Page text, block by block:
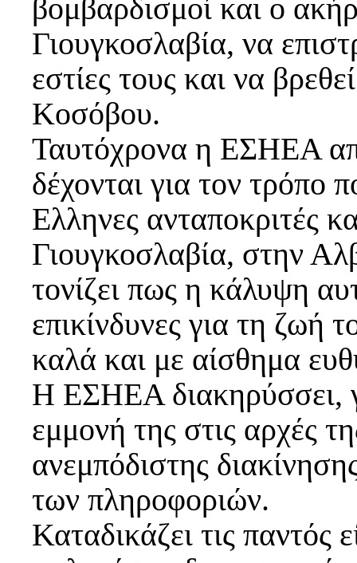
βομβαρδισμοί και ο
Γιουγκοσλαβία, να
εστίες τους και να
Κοσόβου.
Ταυτόχρονα η ΕΣΗΕΑ
δέχονται για τον τρόπο
Ελληνες ανταποκριτές
Γιουγκοσλαβία, στην
τονίζει πως η κάλυψη
επικίνδυνες για τη ζωή
καλά και με αίσθημα
Η ΕΣΗΕΑ διακηρύσσει,
εμμονή της στις αρχές
ανεμπόδιστης
των πληροφοριών.
Καταδικάζει τις παντός